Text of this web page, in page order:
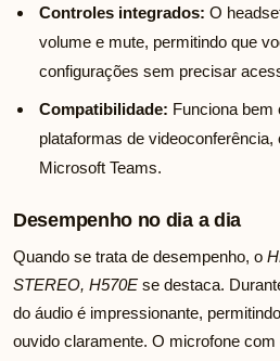
Controles integrados: O
volume e mute, permitindo que
configurações sem precisar
Compatibilidade: Funciona bem
plataformas de
Microsoft Teams.
Desempenho no dia a dia
Quando se trata de desempenho, o
STEREO, H570E se destaca.
do áudio é impressionante,
ouvido claramente. O microfone